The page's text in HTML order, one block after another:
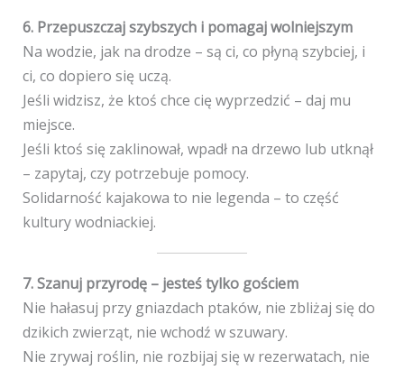
6. Przepuszczaj szybszych i pomagaj wolniejszym
Na wodzie, jak na drodze – są ci, co płyną szybciej, i
ci, co dopiero się uczą.
Jeśli widzisz, że ktoś chce cię wyprzedzić – daj mu
miejsce.
Jeśli ktoś się zaklinował, wpadł na drzewo lub utknął
– zapytaj, czy potrzebuje pomocy.
Solidarność kajakowa to nie legenda – to część
kultury wodniackiej.
7. Szanuj przyrodę – jesteś tylko gościem
Nie hałasuj przy gniazdach ptaków, nie zbliżaj się do
dzikich zwierząt, nie wchodź w szuwary.
Nie zrywaj roślin, nie rozbijaj się w rezerwatach, nie